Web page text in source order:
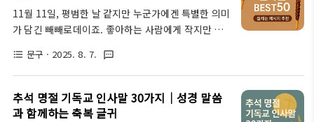
게 구성했으니, 여러분의 마음을 더 잘 전달하는 데 도
움이 될 거예요. 2025년 한가위 인사말 30가지 예시
｜정감 넘치는 추석 덕담 문구 추천올해도 어느새 추
하고 계시진 않나요?안녕하세..
11월 11일, 평범한 날 같지만 누군가에겐 특별한 의미
가 담긴 빼빼로데이죠. 좋아하는 사람에게 작지만 달
인사말을 해야 할지 망설여진 적 있으셨죠? 그래서 준
비했어요! 연인, 친구, 동료 등 상황별로 활용할 수 있
는 따뜻하고 감성 가득한 빼빼로데이 인사말 BEST
50. 복사해서 바로 쓸 수 있도록 구성했으니, 이 글 하
format_list_bulleted 문구 · 2025. 8. 7. textsms
추석 명절 기독교 인사말 30가지｜성경 말씀
과 함께하는 축복 글귀